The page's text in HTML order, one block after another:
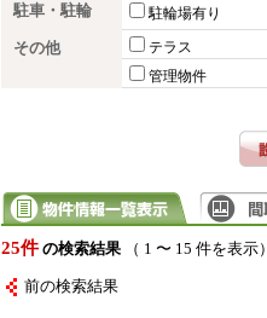
駐車・駐輪 駐輪場有り
その他 テラス
管理物件
25件 の検索結果（ 1 〜 15 件を表示）
前の検索結果